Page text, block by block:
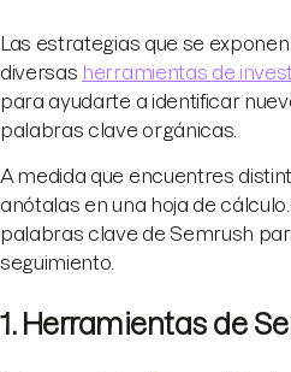
Las estrategias que se
diversas herramientas de
para ayudarte a identificar
palabras clave orgánicas.
A medida que encuentres
anótalas en una hoja de
palabras clave de Semrush
seguimiento.
1. Herramientas de